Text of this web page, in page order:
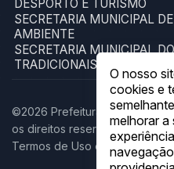
DESPORTO E TURISMO
SECRETARIA MUNICIPAL
AMBIENTE
SECRETARIA MUNICIPAL
TRADICIONAIS E
©2026 Prefeitura Municipal
os direitos reservados.
Termos de Uso e Política de
O nosso
cookies e
melhorar a